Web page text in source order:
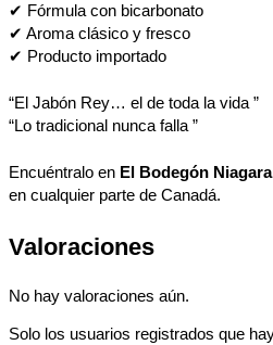
✔ Fórmula con bicarbonato
✔ Aroma clásico y fresco
✔ Producto importado
“El Jabón Rey… el de toda la vida ”
“Lo tradicional nunca falla ”
Encuéntralo en El Bodegón Niagara
en cualquier parte de Canadá.
Valoraciones
No hay valoraciones aún.
Solo los usuarios registrados que